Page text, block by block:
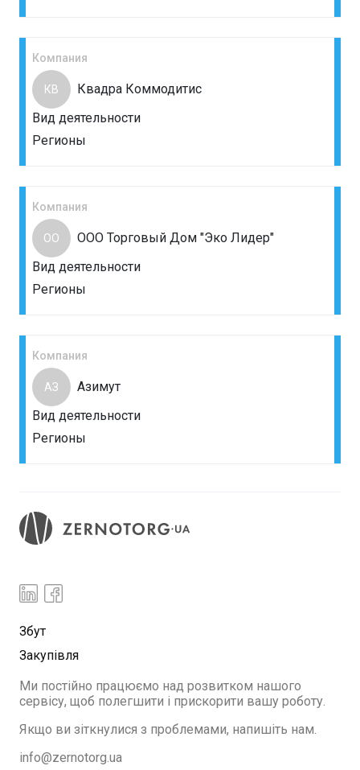
Компания
КВ
Квадра Коммодитис
Вид деятельности
Регионы
Компания
ОО
ООО Торговый Дом "Эко Лидер"
Вид деятельности
Регионы
Компания
АЗ
Азимут
Вид деятельности
Регионы
Збут
Закупівля
Ми постійно працюємо над розвитком нашого
сервісу, щоб полегшити і прискорити вашу роботу.
Якщо ви зіткнулися з проблемами, напишіть нам.
info@zernotorg.ua